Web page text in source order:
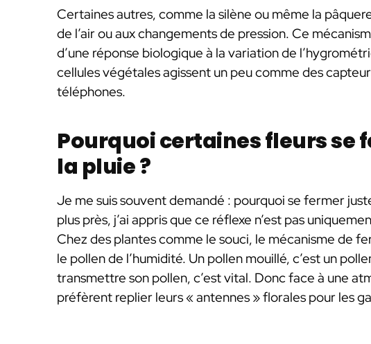
Certaines autres, comme la silène ou même la
de l’air ou aux changements de pression. Ce
d’une réponse biologique à la variation de
cellules végétales agissent un peu comme des
téléphones.
Pourquoi certaines fleurs
la pluie ?
Je me suis souvent demandé : pourquoi se fermer
plus près, j’ai appris que ce réflexe n’est pas
Chez des plantes comme le souci, le mécanisme de
le pollen de l’humidité. Un pollen mouillé, c’est un
transmettre son pollen, c’est vital. Donc face à une
préfèrent replier leurs « antennes » florales pour les